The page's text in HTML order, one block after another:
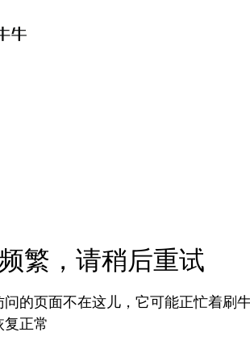
繁，请稍后重试
问的页面不在这儿，它可能正忙着刷
复正常